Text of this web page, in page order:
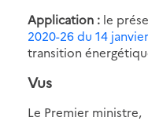
Application : le
2020-26 du 14
transition
Vus
Le Premier ministre,